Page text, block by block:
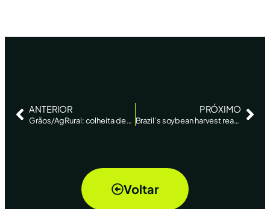
ANTERIOR
Grãos/AgRural: colheita de soja 2021/22 atinge 5% com tempo mais firme
PRÓXIMO
Brazil’s soybean harvest reaches 5% as Mato Grosso gathers pace -AgRural – Reuters News
Voltar